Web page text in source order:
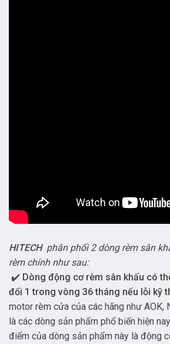
HITECH phân phối 2 dòng rèm sân
rèm chính như sau:
✔️ Dòng động cơ rèm sân khấu có
đổi 1 trong vòng 36 tháng nếu lỗi kỹ
motor rèm cửa của các hãng như AOK,
là các dòng sản phẩm phổ biến hiện
điểm của dòng sản phẩm này là động